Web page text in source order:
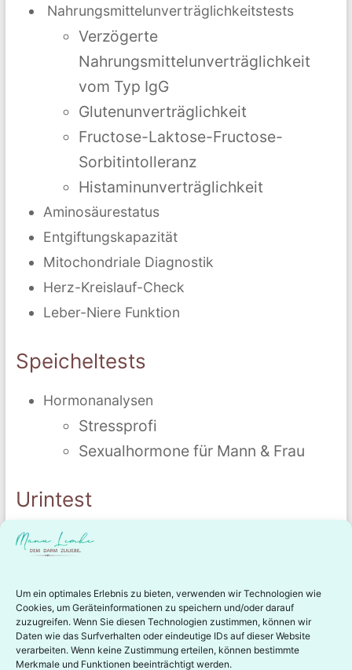
Um ein optimales Erlebnis zu bieten, verwenden wir Technologien wie
Cookies, um Geräteinformationen zu speichern und/oder darauf
zuzugreifen. Wenn Sie diesen Technologien zustimmen, können wir
Daten wie das Surfverhalten oder eindeutige IDs auf dieser Website
verarbeiten. Wenn keine Zustimmung erteilen, können bestimmte
Merkmale und Funktionen beeinträchtigt werden.
Nahrungsmittelunverträglichkeitstests
Verzögerte
Nahrungsmittelunverträglichkeit
vom Typ IgG
Glutenunverträglichkeit
Fructose-Laktose-Fructose-
Sorbitintolleranz
Histaminunverträglichkeit
Aminosäurestatus
Entgiftungskapazität
Mitochondriale Diagnostik
Herz-Kreislauf-Check
Leber-Niere Funktion
Speicheltests
Hormonanalysen
Stressprofi
Sexualhormone für Mann & Frau
Urintest
Organische Säuren
TERMIN BUCHEN